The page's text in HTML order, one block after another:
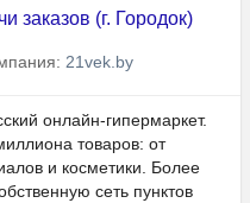
заказов (г. Городок)
21vek.by
онлайн-гипермаркет.
товаров: от
и косметики. Более
сеть пунктов